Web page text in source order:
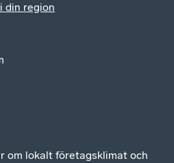
din region
om lokalt företagsklimat och